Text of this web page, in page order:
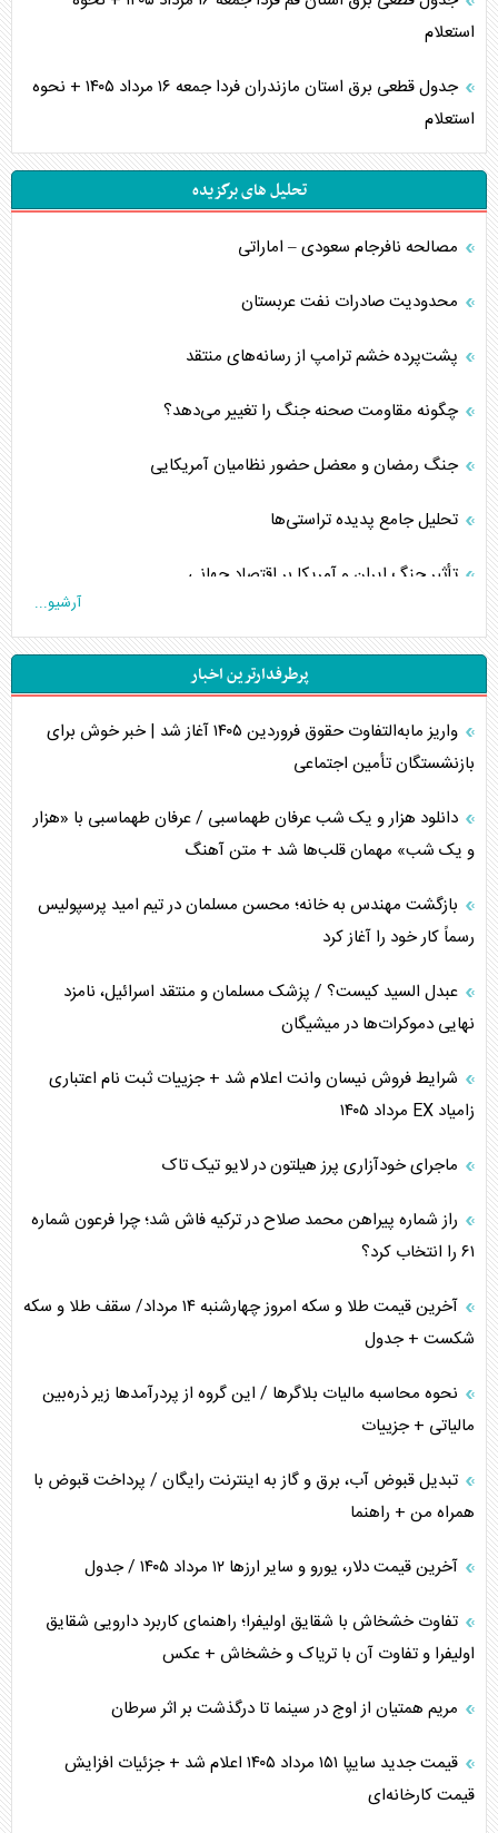
استعلام
جدول قطعی برق استان مازندران فردا جمعه ۱۶ مرداد ۱۴۰۵ + نحوه
استعلام
تحلیل های برگزیده
مصالحه نافرجام سعودی – اماراتی
محدودیت صادرات نفت عربستان
پشت‌پرده خشم ترامپ از رسانه‌های منتقد
چگونه مقاومت صحنه جنگ را تغییر می‌دهد؟
جنگ رمضان و معضل حضور نظامیان آمریکایی
تحلیل جامع پدیده تراستی‌ها
تأثیر جنگ ایران و آمریکا بر اقتصاد جهانی
تخریب پل‌ها در اوکراین و فروپاشی روایت دوگانه غرب
اربعین، کابوس مشترک تل‌آویو-واشنگتن
برنامه هفتم توسعه در نقطه کور سیاستگذاری
اوکراین بازوی مخرب آمریکا در غرب آسیا
اهمیت راهبردی اردن برای آمریکا
همسویی عربستان با سنتکام علیه متحدان ایران
ترامپ و توهم خلع سلاح حماس
چرا کویت به دنبال شریک امنیتی جدید است؟
اعتراف غرب به قدرت ایران در تثبیت معادلات
خطای راهبردی ترامپ مقابل برزیل
آرشیو...
پرطرفدارترین اخبار
واریز مابه‌التفاوت حقوق فروردین ۱۴۰۵ آغاز شد | خبر خوش برای
بازنشستگان تأمین اجتماعی
دانلود هزار و یک شب عرفان طهماسبی / عرفان طهماسبی با «هزار
و یک شب» مهمان قلب‌ها شد + متن آهنگ
بازگشت مهندس به خانه؛ محسن مسلمان در تیم امید پرسپولیس
رسماً کار خود را آغاز کرد
عبدل السید کیست؟ / پزشک مسلمان و منتقد اسرائیل، نامزد
نهایی دموکرات‌ها در میشیگان
شرایط فروش نیسان وانت اعلام شد + جزییات ثبت نام اعتباری
زامیاد EX مرداد ۱۴۰۵
ماجرای خودآزاری پرز هیلتون در لایو تیک تاک
راز شماره پیراهن محمد صلاح در ترکیه فاش شد؛ چرا فرعون شماره
۶۱ را انتخاب کرد؟
آخرین قیمت طلا و سکه امروز چهارشنبه ۱۴ مرداد/ سقف طلا و سکه
شکست + جدول
نحوه محاسبه مالیات بلاگر‌ها / این گروه از پردرآمد‌ها زیر ذره‌بین
مالیاتی + جزییات
تبدیل قبوض آب، برق و گاز به اینترنت رایگان / پرداخت قبوض با
همراه من + راهنما
آخرین قیمت دلار، یورو و سایر ارز‌ها ۱۲ مرداد ۱۴۰۵ / جدول
تفاوت خشخاش با شقایق اولیفرا؛ راهنمای کاربرد دارویی شقایق
اولیفرا و تفاوت آن با تریاک و خشخاش + عکس
مریم همتیان از اوج در سینما تا درگذشت بر اثر سرطان
قیمت جدید سایپا ۱۵۱ مرداد ۱۴۰۵ اعلام شد + جزئیات افزایش
قیمت کارخانه‌ای